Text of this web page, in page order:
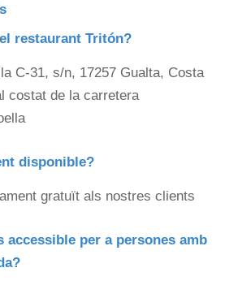
restaurant Tritón?
C‑31, s/n, 17257 Gualta, Costa
costat de la carretera
disponible?
gratuït als nostres clients
accessible per a persones amb